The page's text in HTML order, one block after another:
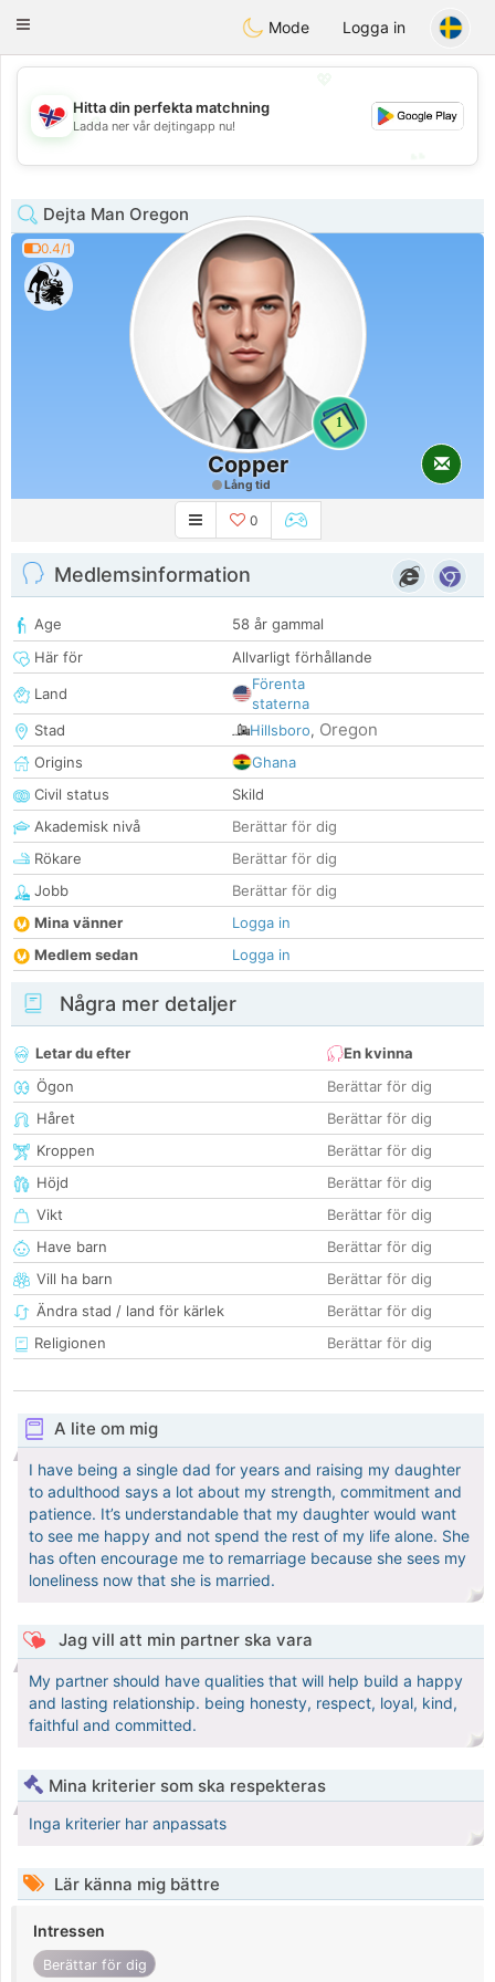
EkteNordmenn
Toggle
Mode Logga in
💖
💕
Hitta din perfekta matchning
Ladda ner vår dejtingapp nu!
Dejta Man Oregon
0.4/1
1
Copper
Lång tid
0
Medlemsinformation
Age
58 år gammal
Här för
Allvarligt förhållande
Land
Förenta
staterna
Stad
Hillsboro, Oregon
Origins
Ghana
Civil status
Skild
Akademisk nivå
Berättar för dig
Rökare
Berättar för dig
Jobb
Berättar för dig
Mina vänner
Logga in
Medlem sedan
Logga in
Några mer detaljer
Letar du efter
En kvinna
Ögon
Berättar för dig
Håret
Berättar för dig
Kroppen
Berättar för dig
Höjd
Berättar för dig
Vikt
Berättar för dig
Have barn
Berättar för dig
Vill ha barn
Berättar för dig
Ändra stad / land för kärlek
Berättar för dig
Religionen
Berättar för dig
A lite om mig
I have being a single dad for years and raising my daughter
to adulthood says a lot about my strength, commitment and
patience. It’s understandable that my daughter would want
to see me happy and not spend the rest of my life alone. She
has often encourage me to remarriage because she sees my
loneliness now that she is married.
Jag vill att min partner ska vara
My partner should have qualities that will help build a happy
and lasting relationship. being honesty, respect, loyal, kind,
faithful and committed.
Mina kriterier som ska respekteras
Inga kriterier har anpassats
Lär känna mig bättre
Intressen
Berättar för dig